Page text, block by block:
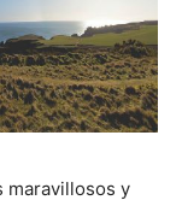
maravillosos y